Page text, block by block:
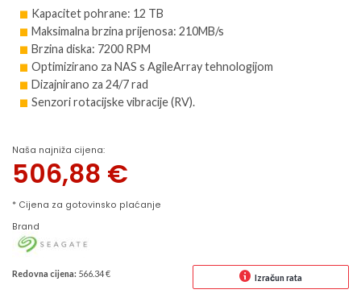
Kapacitet pohrane: 12 TB
Maksimalna brzina prijenosa: 210MB/s
Brzina diska: 7200 RPM
Optimizirano za NAS s AgileArray tehnologijom
Dizajnirano za 24/7 rad
Senzori rotacijske vibracije (RV).
Naša najniža cijena:
506,88 €
* Cijena za gotovinsko plaćanje
Brand
Redovna cijena: 566.34 € Izračun rata